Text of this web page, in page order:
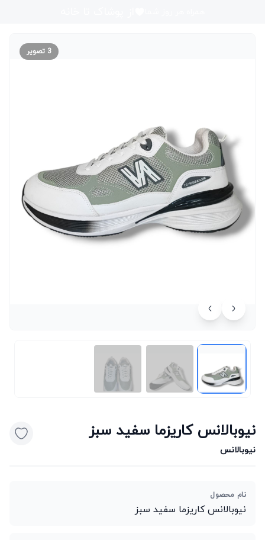
3 تصویر
نیوبالانس کاریزما سفید سبز
نیوبالانس
نام محصول
نیوبالانس کاریزما سفید سبز